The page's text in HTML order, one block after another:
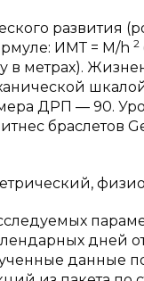
развития
ИМТ = М/h 2
в метрах).
ДРП — 90.
браслетов
данные